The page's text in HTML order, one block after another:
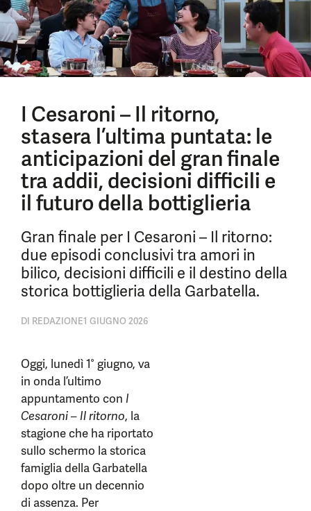
I Cesaroni – Il ritorno,
stasera l’ultima puntata: le
anticipazioni del gran finale
tra addii, decisioni difficili e
il futuro della bottiglieria
Gran finale per I Cesaroni – Il ritorno:
due episodi conclusivi tra amori in
bilico, decisioni difficili e il destino della
storica bottiglieria della Garbatella.
DI REDAZIONE1 GIUGNO 2026
Oggi, lunedì 1° giugno, va
in onda l’ultimo
appuntamento con I
Cesaroni – Il ritorno, la
stagione che ha riportato
sullo schermo la storica
famiglia della Garbatella
dopo oltre un decennio
di assenza. Per